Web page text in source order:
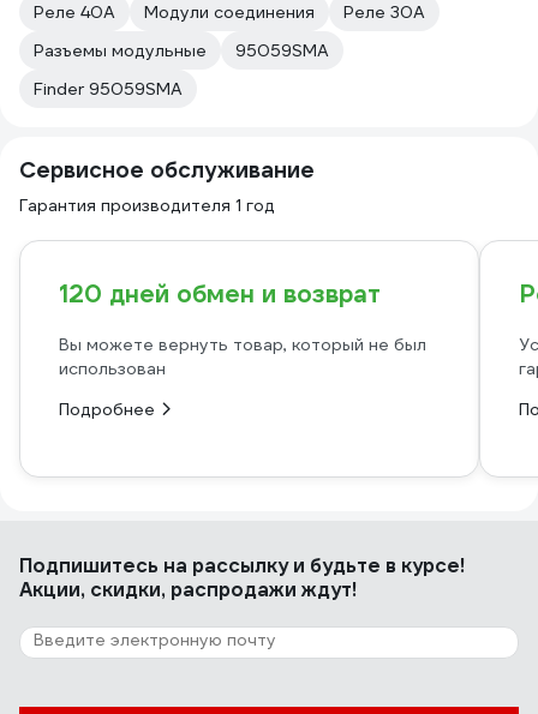
Реле 40А
Модули соединения
Реле 30А
Разъемы модульные
95059SMA
Finder 95059SMA
Сервисное обслуживание
Гарантия производителя 1 год
120 дней обмен и возврат
Вы можете вернуть товар, который не был
использован
Подробнее
Подпишитесь на рассылкуи будьте в курсе!
Акции, скидки, распродажи ждут!